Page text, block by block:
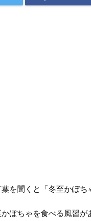
を聞くと「冬至かぼち
ぼちゃを食べる風習が